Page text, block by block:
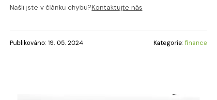
Našli jste v článku chybu?Kontaktujte nás
Publikováno: 19. 05. 2024 Kategorie:finance